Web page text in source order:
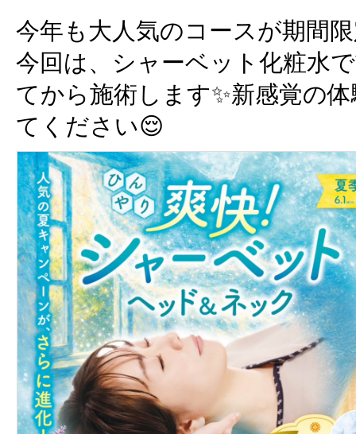
今年も大人気のコースが期間
今回は、シャーベット化粧水
てから施術します✨新感覚の
てください😌